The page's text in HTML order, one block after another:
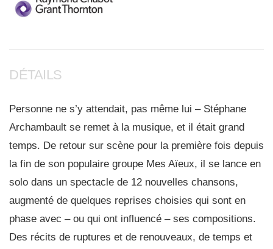
DÉTAILS
Personne ne s’y attendait, pas même lui – Stéphane
Archambault se remet à la musique, et il était grand
temps. De retour sur scène pour la première fois depuis
la fin de son populaire groupe Mes Aïeux, il se lance en
solo dans un spectacle de 12 nouvelles chansons,
augmenté de quelques reprises choisies qui sont en
phase avec – ou qui ont influencé – ses compositions.
Des récits de ruptures et de renouveaux, de temps et